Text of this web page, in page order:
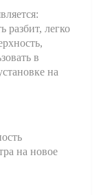
разбит, легко
в
на
на новое